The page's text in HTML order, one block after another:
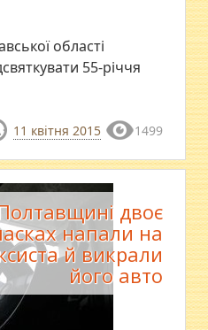
області
55-річчя
11 квітня 2015 1499
двоє
напали на
й викрали
його авто